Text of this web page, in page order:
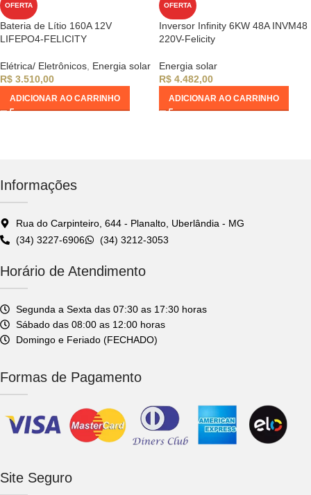
OFERTA
Bateria de Lítio 160A 12V
LIFEPO4-FELICITY
Elétrica/ Eletrônicos Energia solar
R$ 3.510,00
ADICIONAR AO CARRINHO
OFERTA
Inversor Infinity 6KW 48A INVM48
220V-Felicity
Energia solar
R$4.482,00
ADICIONAR AO CARRINHO
Informações
Rua do Carpinteiro, 644 - Planalto, Uberlândia - MG
(34) 3227-6906
(34) 3212-3053
Horário de Atendimento
Segunda a Sexta das 07:30 as 17:30 horas
Sábado das 08:00 as 12:00 horas
Domingo e Feriado (FECHADO)
Formas de Pagamento
Site Seguro